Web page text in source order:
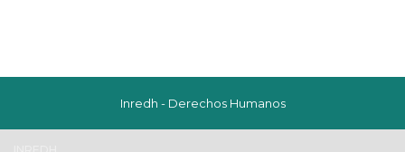
Inredh - Derechos Humanos